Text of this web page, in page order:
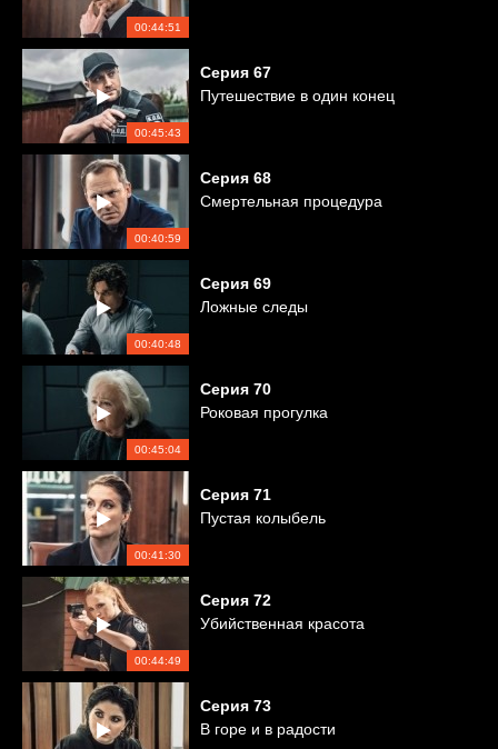
00:44:51
00:45:43
Серия 67
Путешествие в один конец
00:40:59
Серия 68
Смертельная процедура
00:40:48
Серия 69
Ложные следы
00:45:04
Серия 70
Роковая прогулка
00:41:30
Серия 71
Пустая колыбель
00:44:49
Серия 72
Убийственная красота
Серия 73
В горе и в радости